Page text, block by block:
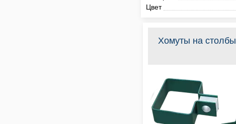
Цвет
Хомуты на столбы